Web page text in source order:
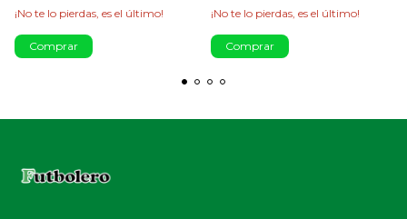
¡No te lo pierdas, es el último!
Comprar
¡No te lo pierdas, es el último!
Comprar